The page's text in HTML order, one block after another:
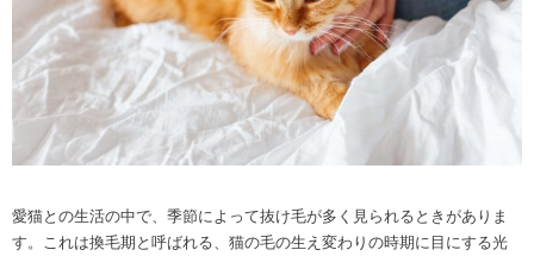
愛猫との生活の中で、季節によって抜け毛が多く見られるときがありま
す。これは換毛期と呼ばれる、猫の毛の生え変わりの時期に目にする光